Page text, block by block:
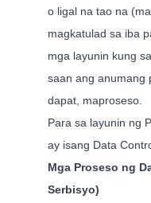
o ligal na tao na
magkatulad sa iba
mga layunin kung
saan ang anumang
dapat, maproseso.
Para sa layunin ng
ay isang Data
Mga Proseso ng
Serbisyo)